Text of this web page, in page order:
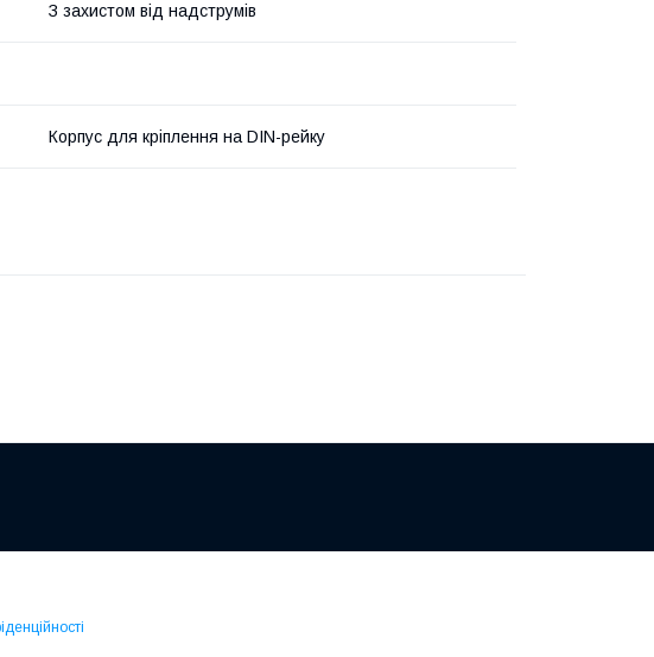
З захистом від надструмів
Корпус для кріплення на DIN-рейку